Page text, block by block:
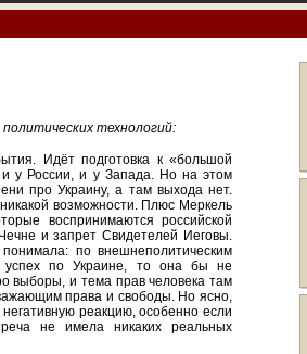
технологий:
Идёт подготовка к «большой
и у России, и у Запада. Но на этом
про Украину, а там выхода нет.
возможности. Плюс Меркель
воспринимаются российской
и запрет Свидетелей Иеговы.
по внешнеполитическим
успех по Украине, то она бы не
выборы, и тема прав человека там
права и свободы. Но ясно,
реакцию, особенно если
не имела никаких реальных